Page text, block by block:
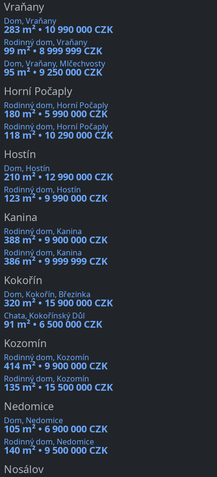
Vraňany
Dom, Vraňany
283 m² • 10 990 000 CZK
Rodinný dom, Vraňany
99 m² • 8 999 999 CZK
Dom, Vraňany, Mlčechvosty
95 m² • 9 250 000 CZK
Horní Počaply
Rodinný dom, Horní Počaply
180 m² • 5 990 000 CZK
Rodinný dom, Horní Počaply
118 m² • 10 290 000 CZK
Hostín
Dom, Hostín
210 m² • 12 990 000 CZK
Rodinný dom, Hostín
123 m² • 9 990 000 CZK
Kanina
Rodinný dom, Kanina
388 m² • 9 900 000 CZK
Rodinný dom, Kanina
386 m² • 9 999 999 CZK
Kokořín
Dom, Kokořín, Březinka
320 m² • 15 900 000 CZK
Chata, Kokořínský Důl
91 m² • 6 500 000 CZK
Kozomín
Rodinný dom, Kozomín
414 m² • 9 900 000 CZK
Rodinný dom, Kozomín
135 m² • 15 500 000 CZK
Nedomice
Dom, Nedomice
105 m² • 6 900 000 CZK
Rodinný dom, Nedomice
140 m² • 9 500 000 CZK
Nosálov